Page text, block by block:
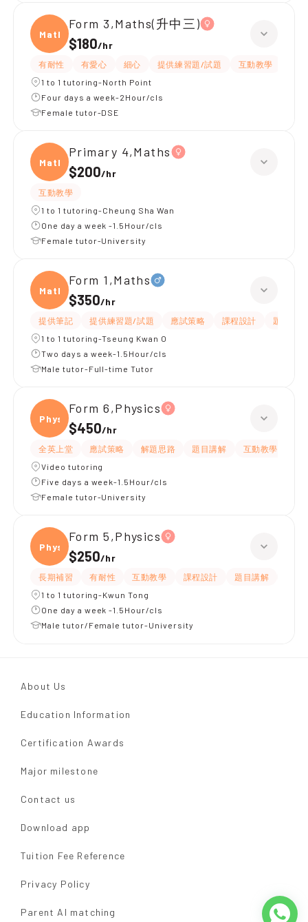
Maths
Form 3,Maths(升中三)
$180/hr
有耐性 有愛心 細心 提供練習題/試題 互動教學
1 to 1 tutoring-North Point
Four days a week-2Hour/cls
Female tutor-DSE
Maths
Primary 4,Maths
$200/hr
互動教學
1 to 1 tutoring-Cheung Sha Wan
One day a week -1.5Hour/cls
Female tutor-University
Maths
Form 1,Maths
$350/hr
提供筆記 提供練習題/試題 應試策略 課程設計
題目講解
1 to 1 tutoring-Tseung Kwan O
Two days a week-1.5Hour/cls
Male tutor-Full-time Tutor
Physi
Form 6,Physics
$450/hr
全英上堂 應試策略 解題思路 題目講解 互動教學
Video tutoring
Five days a week-1.5Hour/cls
Female tutor-University
Physi
Form 5,Physics
$250/hr
長期補習 有耐性 互動教學 課程設計 題目講解
1 to 1 tutoring-Kwun Tong
One day a week -1.5Hour/cls
Male tutor/Female tutor-University
About Us
Education Information
Certification Awards
Major milestone
Contact us
Download app
Tuition Fee Reference
Privacy Policy
Parent AI matching